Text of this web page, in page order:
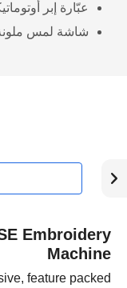
عبّارة إبر
شاشة لمس ملونة
Embroidery
Machine
feature packed